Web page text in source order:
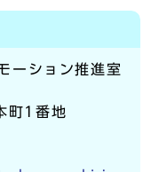
ーション推進室
町1番地